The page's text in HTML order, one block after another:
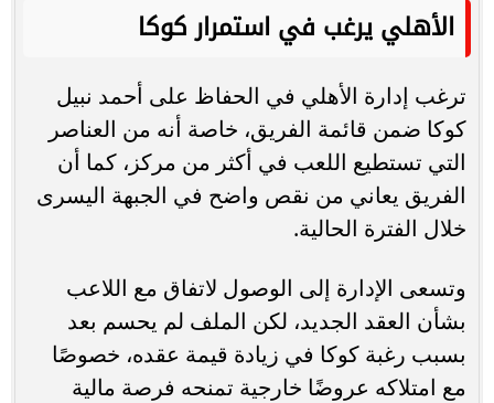
الأهلي يرغب في استمرار كوكا
ترغب إدارة الأهلي في الحفاظ على أحمد نبيل
كوكا ضمن قائمة الفريق، خاصة أنه من العناصر
التي تستطيع اللعب في أكثر من مركز، كما أن
الفريق يعاني من نقص واضح في الجبهة اليسرى
خلال الفترة الحالية.
وتسعى الإدارة إلى الوصول لاتفاق مع اللاعب
بشأن العقد الجديد، لكن الملف لم يحسم بعد
بسبب رغبة كوكا في زيادة قيمة عقده، خصوصًا
مع امتلاكه عروضًا خارجية تمنحه فرصة مالية